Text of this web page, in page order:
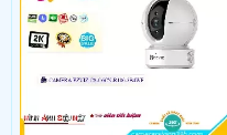
huynh có thể dễ dàng dõi theo con
nhỏ trong mỗi khoảnh khắc.